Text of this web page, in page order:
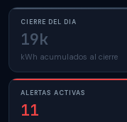
CIERRE DEL DIA
19k
kWh acumulados al cierre
ALERTAS ACTIVAS
11